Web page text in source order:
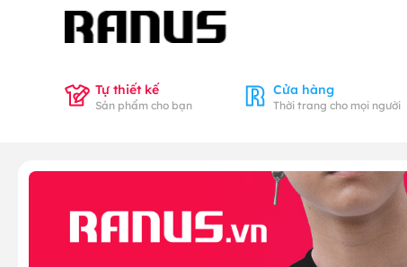
Tự thiết kế
Sản phẩm cho bạn
Cửa hàng
Thời trang cho mọi người